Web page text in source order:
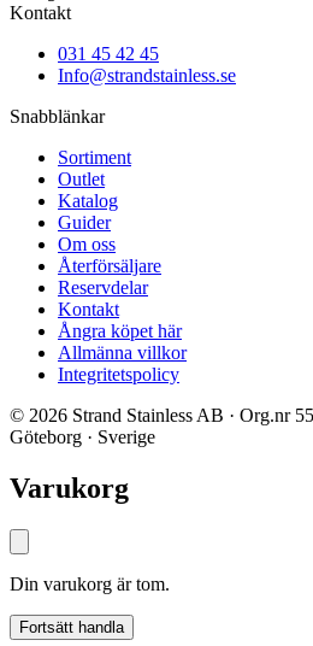
Kontakt
031 45 42 45
Info@strandstainless.se
Snabblänkar
Sortiment
Outlet
Katalog
Guider
Om oss
Återförsäljare
Reservdelar
Kontakt
Ångra köpet här
Allmänna villkor
Integritetspolicy
© 2026 Strand Stainless AB · Org.nr
Göteborg · Sverige
Varukorg
Din varukorg är tom.
Fortsätt handla